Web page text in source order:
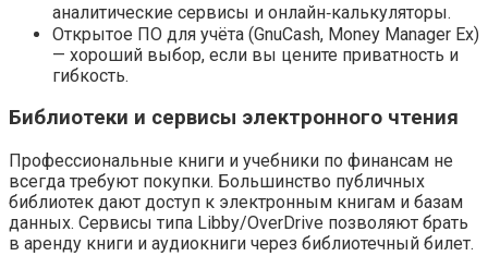
аналитические сервисы и онлайн‑калькуляторы.
Открытое ПО для учёта (GnuCash, Money Manager Ex)
— хороший выбор, если вы цените приватность и
гибкость.
Библиотеки и сервисы электронного чтения
Профессиональные книги и учебники по финансам не
всегда требуют покупки. Большинство публичных
библиотек дают доступ к электронным книгам и базам
данных. Сервисы типа Libby/OverDrive позволяют брать
в аренду книги и аудиокниги через библиотечный билет.